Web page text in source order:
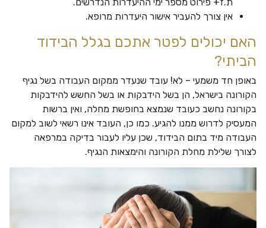
אין צורך להעביר אישור היעדרות מרופא.
האם יכולים לפטר אתכם בגלל הבידוד
הביתי?
באופן חד משמעי – לא! עובד שנעדר ממקום העבודה בשל נגיף
הקורונה בישראל, הן בשל הידבקות או בשל החשש להידבקות
בקורונה נחשב כעובד שנמצא בחופשת מחלה, ואין ברשות
המעסיק לדרוש ממנו להגיע. כמו כן, העובד אינו רשאי לשוב למקום
העבודה מיד בתום הבידוד, שכן עליו לעבור בדיקה במרפאה
לצורך שלילת מחלת הקורונה והימצאות הנגיף.